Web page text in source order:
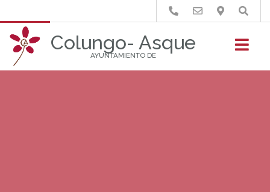
Colungo- Asque
AYUNTAMIENTO DE
Buscar